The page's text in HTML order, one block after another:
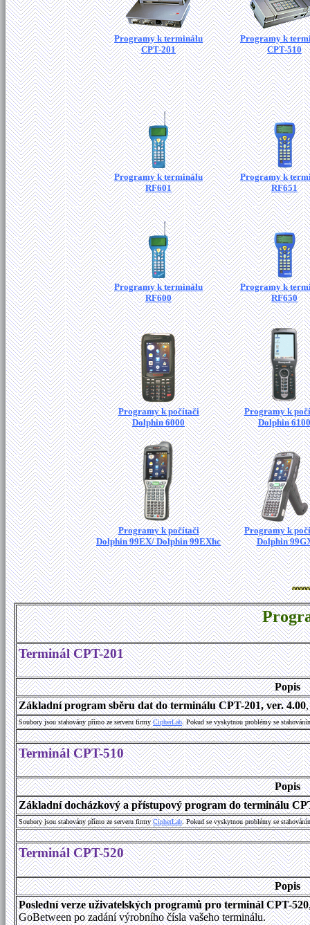
Programy k terminálu
CPT-201
Programy k
CPT-510
Programy k terminálu
RF601
Programy k
RF651
Programy k terminálu
RF600
Programy k
RF650
Programy k počítači
Dolphin 6000
Programy k
Dolphin 6100
Programy k počítači
Dolphin 99EX/ Dolphin 99EXhc
Programy k
Dolphin
Terminál CPT-201
Popis
Základní program sběru dat do terminálu CPT-201, ver. 4.00
Soubory jsou stahovány přímo ze serveru firmyCipherLab. Pokud se vyskytnou problémy se
Terminál CPT-510
Popis
Základní docházkový a přístupový program do terminálu
Soubory jsou stahovány přímo ze serveru firmyCipherLab. Pokud se vyskytnou problémy se
Terminál CPT-520
Popis
Poslední verze uživatelských programů pro terminál CPT-520
GoBetween po zadání výrobního čísla vašeho terminálu.